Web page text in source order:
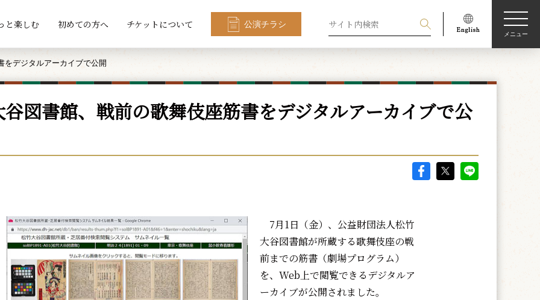
と楽しむ 初めての方へ チケットについて 公演チラシ
メニュー
をデジタルアーカイブで公開
図書館、戦前の歌舞伎座筋書をデジタルアーカイブで公
7月1日（金）、公益財団法人松竹
大谷図書館が所蔵する歌舞伎座の戦
前までの筋書（劇場プログラム）
を、Web上で閲覧できるデジタルア
ーカイブが公開されました。